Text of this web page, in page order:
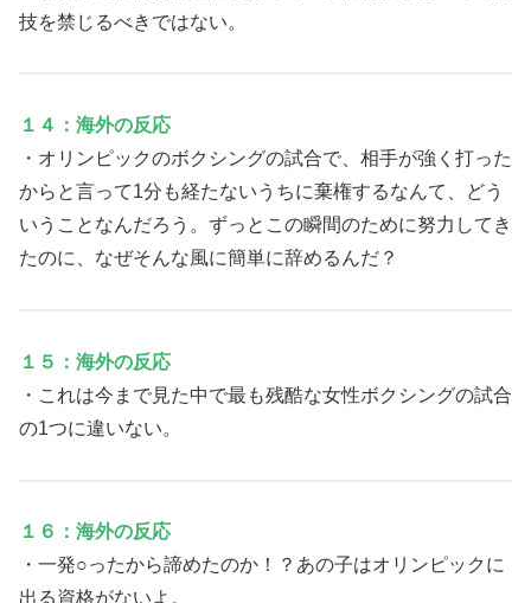
技を禁じるべきではない。
１４：海外の反応
・オリンピックのボクシングの試合で、相手が強く打った
からと言って1分も経たないうちに棄権するなんて、どう
いうことなんだろう。ずっとこの瞬間のために努力してき
たのに、なぜそんな風に簡単に辞めるんだ？
１５：海外の反応
・これは今まで見た中で最も残酷な女性ボクシングの試合
の1つに違いない。
１６：海外の反応
・一発○ったから諦めたのか！？あの子はオリンピックに
出る資格がないよ。